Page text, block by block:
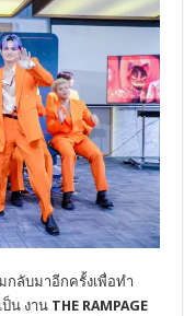
ลับมาอีกครั้งเพื่อทำ
ป็น งาน THE RAMPAGE